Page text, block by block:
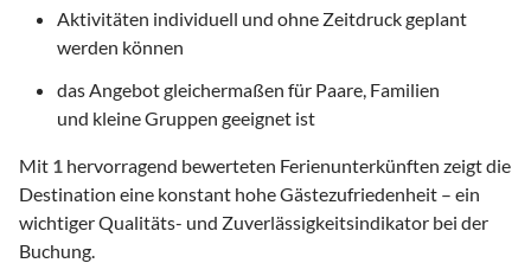
Aktivitäten individuell und ohne Zeitdruck geplant
werden können
das Angebot gleichermaßen für Paare, Familien
und kleine Gruppen geeignet ist
Mit 1 hervorragend bewerteten Ferienunterkünften zeigt die
Destination eine konstant hohe Gästezufriedenheit – ein
wichtiger Qualitäts- und Zuverlässigkeitsindikator bei der
Buchung.